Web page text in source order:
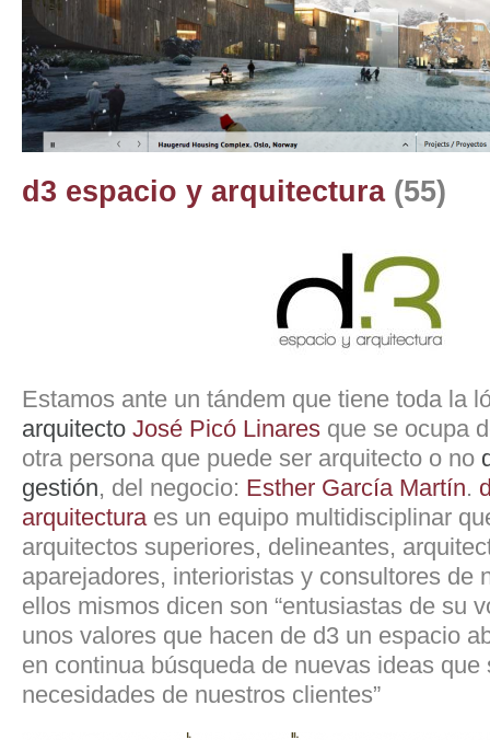
d3 espacio y arquitectura(55)
Estamos ante un tándem que tiene toda la
arquitecto José Picó Linares que se ocupa
otra persona que puede ser arquitecto o no
gestión, del negocio: Esther García Martín.
arquitectura es un equipo multidisciplinar
arquitectos superiores, delineantes,
aparejadores, interioristas y consultores de
ellos mismos dicen son “entusiastas de su
unos valores que hacen de d3 un espacio
en continua búsqueda de nuevas ideas que
necesidades de nuestros clientes”